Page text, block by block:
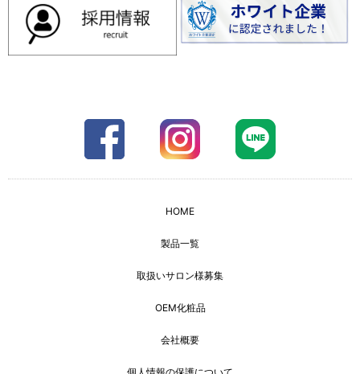
HOME
製品一覧
取扱いサロン様募集
OEM化粧品
会社概要